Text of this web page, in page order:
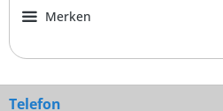
Merken
Telefon